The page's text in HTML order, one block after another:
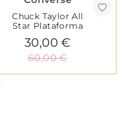
Chuck Taylor All
Star Plataforma
30,00 €
60,00 €